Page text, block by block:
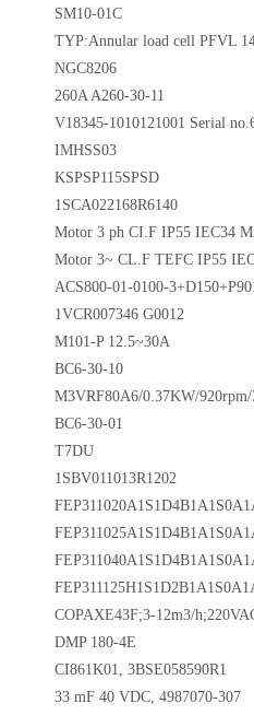
SM10-01C
TYP:Annular load cell PFVL
NGC8206
260A A260-30-11
V18345-1010121001 Serial
IMHSS03
KSPSP115SPSD
1SCA022168R6140
Motor 3 ph CI.F IP55 IEC34
Motor 3~ CL.F TEFC IP55
ACS800-01-0100-
1VCR007346 G0012
M101-P 12.5~30A
BC6-30-10
M3VRF80A6/0.37KW/
BC6-30-01
T7DU
1SBV011013R1202
COPAXE43F;3-12m3/
DMP 180-4E
CI861K01, 3BSE058590R1
33 mF 40 VDC, 4987070-307